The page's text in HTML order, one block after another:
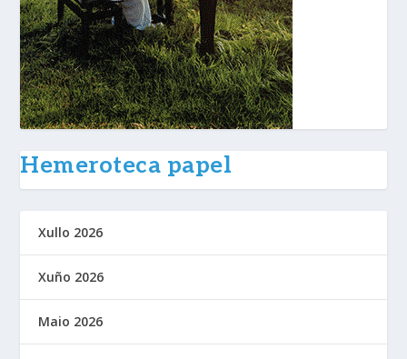
Hemeroteca papel
Xullo 2026
Xuño 2026
Maio 2026